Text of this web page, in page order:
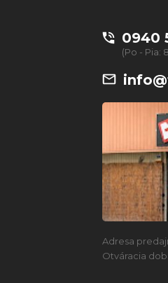
0940
(Po - Pia:
Adresa
Otváracia